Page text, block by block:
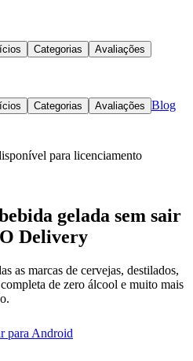
Categorias Avaliações
Categorias Avaliações Blog
para licenciamento
gelada sem sair
Delivery
as marcas de cervejas, destilados,
de zero álcool e muito mais
para Android